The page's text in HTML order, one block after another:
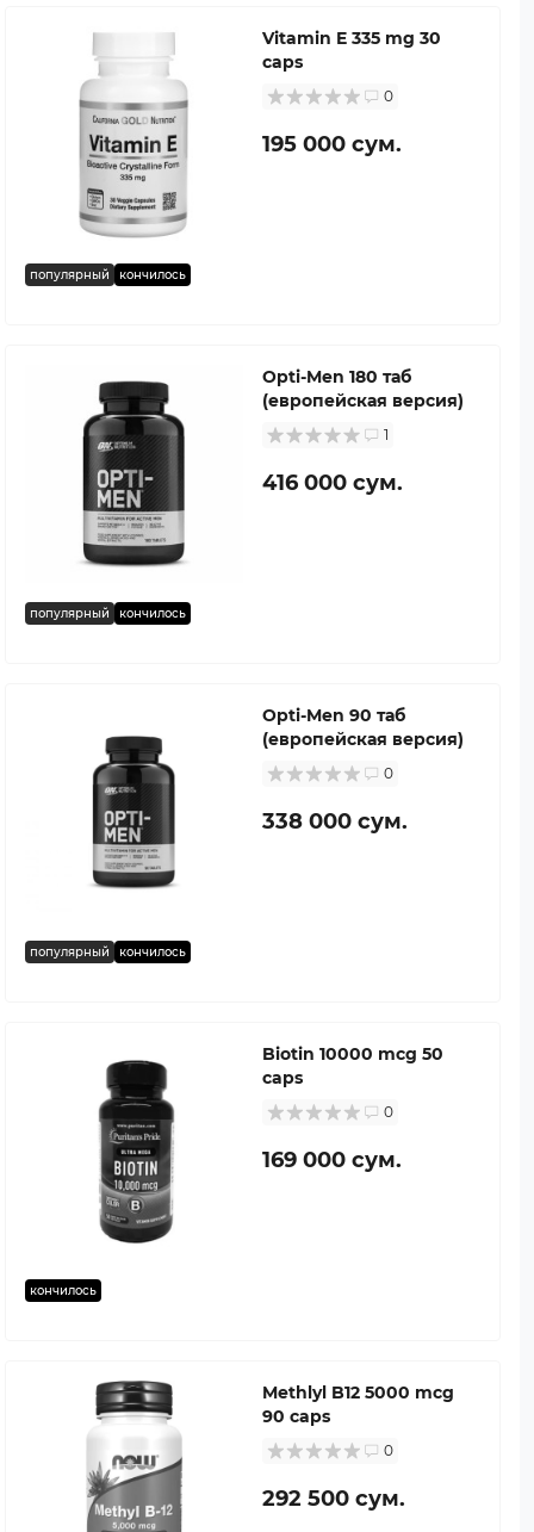
популярный кончилось
Vitamin E 335 mg 30
caps
0
195 000 сум.
популярный кончилось
Opti-Men 180 таб
(европейская версия)
1
416 000 сум.
популярный кончилось
Opti-Men 90 таб
(европейская версия)
0
338 000 сум.
кончилось
Biotin 10000 mcg 50
caps
0
169 000 сум.
Methlyl B12 5000 mcg
90 caps
0
292 500 сум.